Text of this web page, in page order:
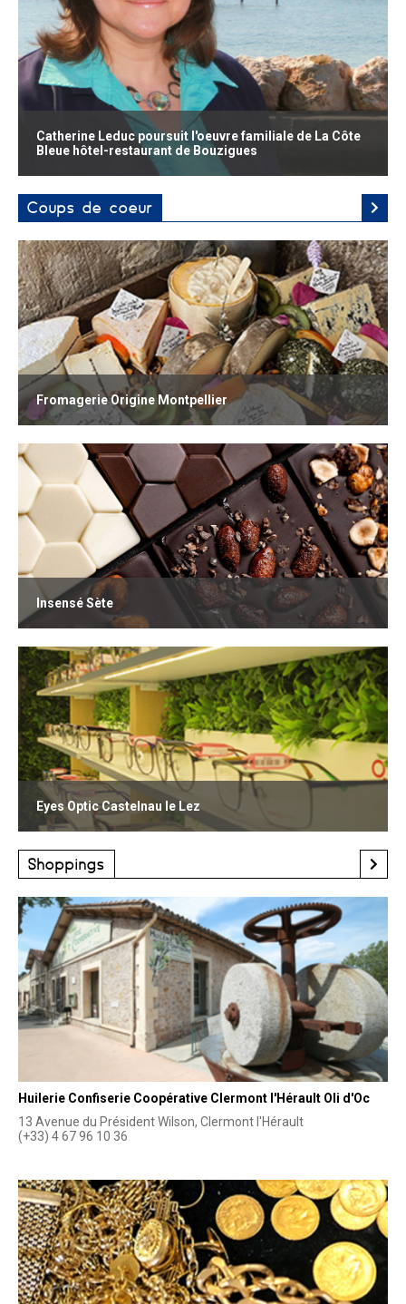
Catherine Leduc poursuit l'oeuvre familiale de La Côte
Bleue hôtel-restaurant de Bouzigues
Coups de coeur
Fromagerie Origine Montpellier
Insensé Sète
Eyes Optic Castelnau le Lez
Shoppings
Huilerie Confiserie Coopérative Clermont l'Hérault Oli d'Oc
13 Avenue du Président Wilson, Clermont l'Hérault
(+33) 4 67 96 10 36